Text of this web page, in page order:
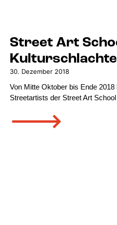
Street Art
30. Dezember 2018
Von Mitte Oktober bis Ende
Streetartists der Street Art
🡒